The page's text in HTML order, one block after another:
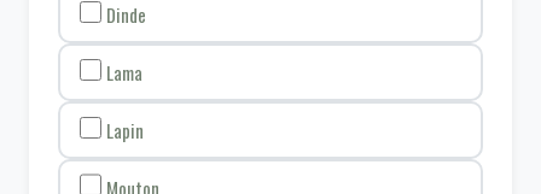
Dinde
Lama
Lapin
Mouton